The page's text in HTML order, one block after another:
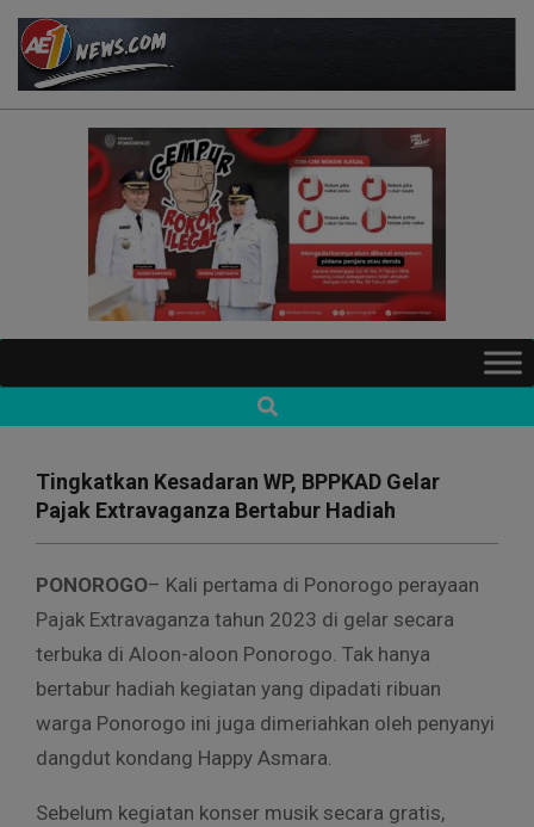
Skip
content
AE1NEWS
Navigation
Search
Tingkatkan Kesadaran WP, BPPKAD Gelar
Pajak Extravaganza Bertabur Hadiah
PONOROGO– Kali pertama di Ponorogo perayaan
Pajak Extravaganza tahun 2023 di gelar secara
terbuka di Aloon-aloon Ponorogo. Tak hanya
bertabur hadiah kegiatan yang dipadati ribuan
warga Ponorogo ini juga dimeriahkan oleh penyanyi
dangdut kondang Happy Asmara.
Sebelum kegiatan konser musik secara gratis,